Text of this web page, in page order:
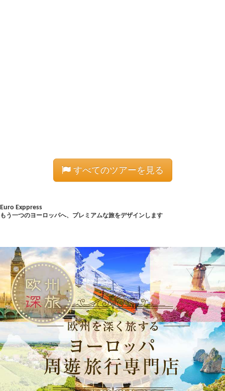
すべてのツアーを見る
Euro Exppress
もう一つのヨーロッパへ、プレミアムな旅をデザインします